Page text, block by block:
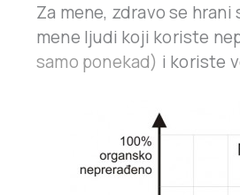
Za mene, zdravo se hrani
mene ljudi koji koriste
samo ponekad) i koriste